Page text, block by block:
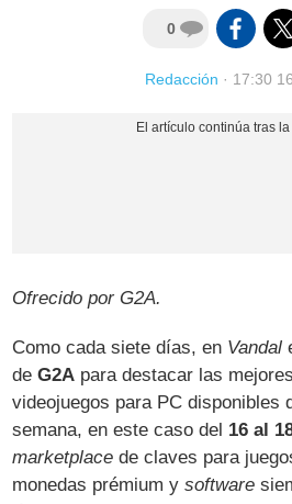
0
Redacción · 17:30
Ofrecido por G2A.
Como cada siete días, en Vandal
deG2A para destacar las
videojuegos para PC disponibles
semana, en este caso del 16 al
marketplace de claves para
monedas prémium ysoftware